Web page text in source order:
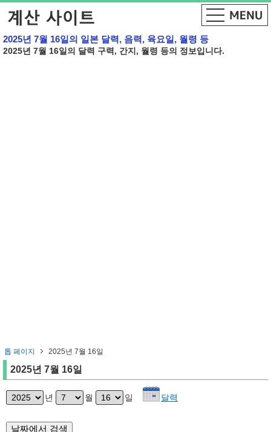
2025년 7월 16일의 일본 달력, 음력, 육요일, 월령 등
2025년 7월 16일의 달력 구력, 간지, 월령 등의 정보입니다.
톱 페이지 2025년 7월 16일
2025년 7월 16일
년 월 일 달력